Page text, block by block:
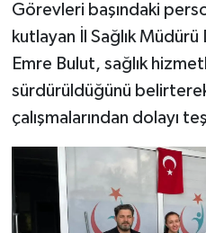
Görevleri başındaki
kutlayan İl Sağlık
Emre Bulut, sağlık
sürdürüldüğünü
çalışmalarından dolayı